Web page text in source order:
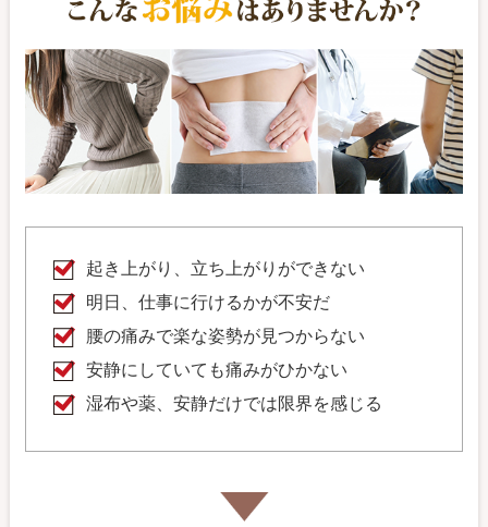
起き上がり、立ち上がりができない
明日、仕事に行けるかが不安だ
腰の痛みで楽な姿勢が見つからない
安静にしていても痛みがひかない
湿布や薬、安静だけでは限界を感じる